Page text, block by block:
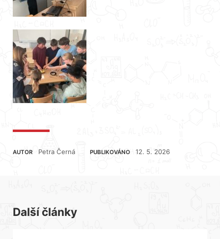
AUTOR Petra Černá PUBLIKOVÁNO 12. 5. 2026
Další články